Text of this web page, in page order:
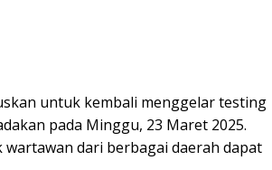
untuk kembali menggelar testing
pada Minggu, 23 Maret 2025.
dari berbagai daerah dapat